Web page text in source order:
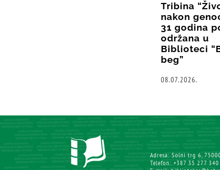
Tribina
nakon
31 godina
održana u
Biblioteci
beg”
08.07.2026.
Adresa: Solni trg 6,
Telefon: +387 35 277 340